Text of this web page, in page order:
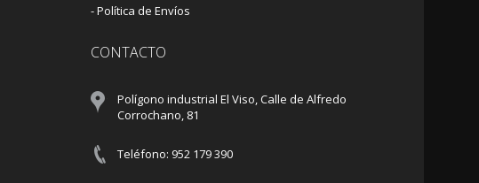
-Política de Envíos
CONTACTO
Polígono industrial El Viso, Calle de Alfredo
Corrochano, 81
Teléfono: 952 179 390